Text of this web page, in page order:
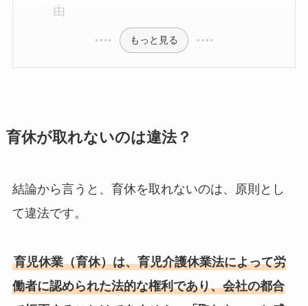
由
もっと見る
育休が取れないのは違法？
結論から言うと、育休を取れないのは、原則とし
て違法です。
育児休業（育休）は、育児介護休業法によって労
働者に認められた法的な権利であり、会社の都合